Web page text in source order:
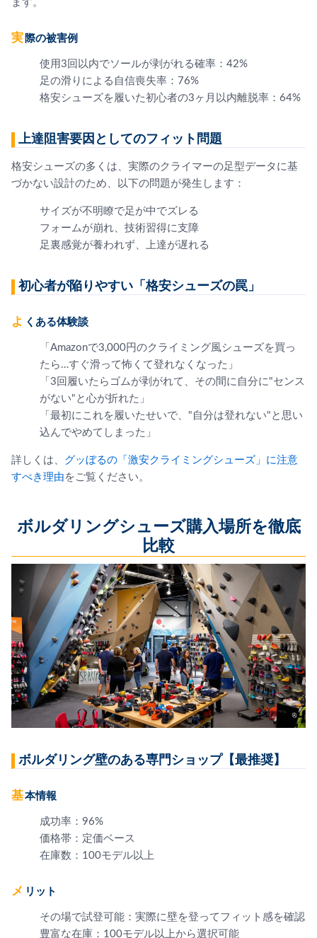
ます。
実際の被害例
使用3回以内でソールが剥がれる確率：42%
足の滑りによる自信喪失率：76%
格安シューズを履いた初心者の3ヶ月以内離脱率：64%
上達阻害要因としてのフィット問題
格安シューズの多くは、実際のクライマーの足型データに基
づかない設計のため、以下の問題が発生します：
サイズが不明瞭で足が中でズレる
フォームが崩れ、技術習得に支障
足裏感覚が養われず、上達が遅れる
初心者が陥りやすい「格安シューズの罠」
よくある体験談
「Amazonで3,000円のクライミング風シューズを買っ
たら…すぐ滑って怖くて登れなくなった」
「3回履いたらゴムが剥がれて、その間に自分に"センス
がない"と心が折れた」
「最初にこれを履いたせいで、"自分は登れない"と思い
込んでやめてしまった」
詳しくは、 グッぼるの「激安クライミングシューズ」に注意
すべき理由 をご覧ください。
ボルダリングシューズ購入場所を徹底
比較
ボルダリング壁のある専門ショップ【最推奨】
基本情報
成功率：96%
価格帯：定価ベース
在庫数：100モデル以上
メリット
その場で試登可能：実際に壁を登ってフィット感を確認
豊富な在庫：100モデル以上から選択可能